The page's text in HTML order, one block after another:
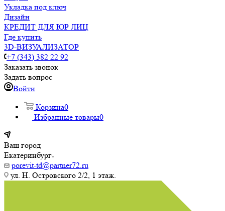
Укладка под ключ
Дизайн
КРЕДИТ ДЛЯ ЮР ЛИЦ
Где купить
3D-ВИЗУАЛИЗАТОР
+7 (343) 382 22 92
Заказать звонок
Задать вопрос
Войти
Корзина0
Избранные товары0
Ваш город
Екатеринбург
porevit-td@partner72.ru
ул. Н. Островского 2/2, 1 этаж.